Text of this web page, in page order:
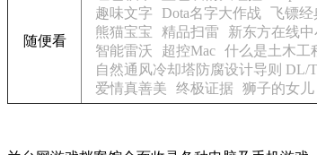
随便看
趣味文字
Dota名字大作战 飞镖经
熊猫宝宝
精品扫雷 新东方在线中
智能雷沃
超控Mac 什么是土木工
自然通风冷却塔防腐设计导则 DL/T
爱情真善美
终极证据 狮子的女儿